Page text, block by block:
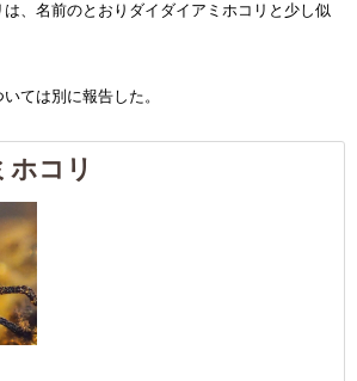
、名前のとおりダイダイアミホコリと少し似
ては別に報告した。